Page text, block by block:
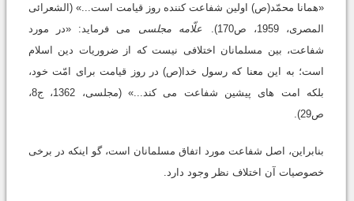
«همانا محمّد(ص) اولین شفاعت کننده روز قیامت است...» (الشعرائی
المصری، 1959، ص170).
علّامه مجلسی
می فرماید: «در مورد
شفاعت، بین مسلمانان اختلافی نیست که از ضروریات دین اسلام
است؛ به این معنا که رسول خدا(ص) در روز قیامت برای امّت خود،
بلکه امت های پیشین شفاعت می کند...» (مجلسی، 1362، ج8،
ص29).
بنابراین، اصل شفاعت مورد اتفاق مسلمانان است، گو اینکه در برخی
خصوصیات آن اختلاف‏ نظر وجود دارد.